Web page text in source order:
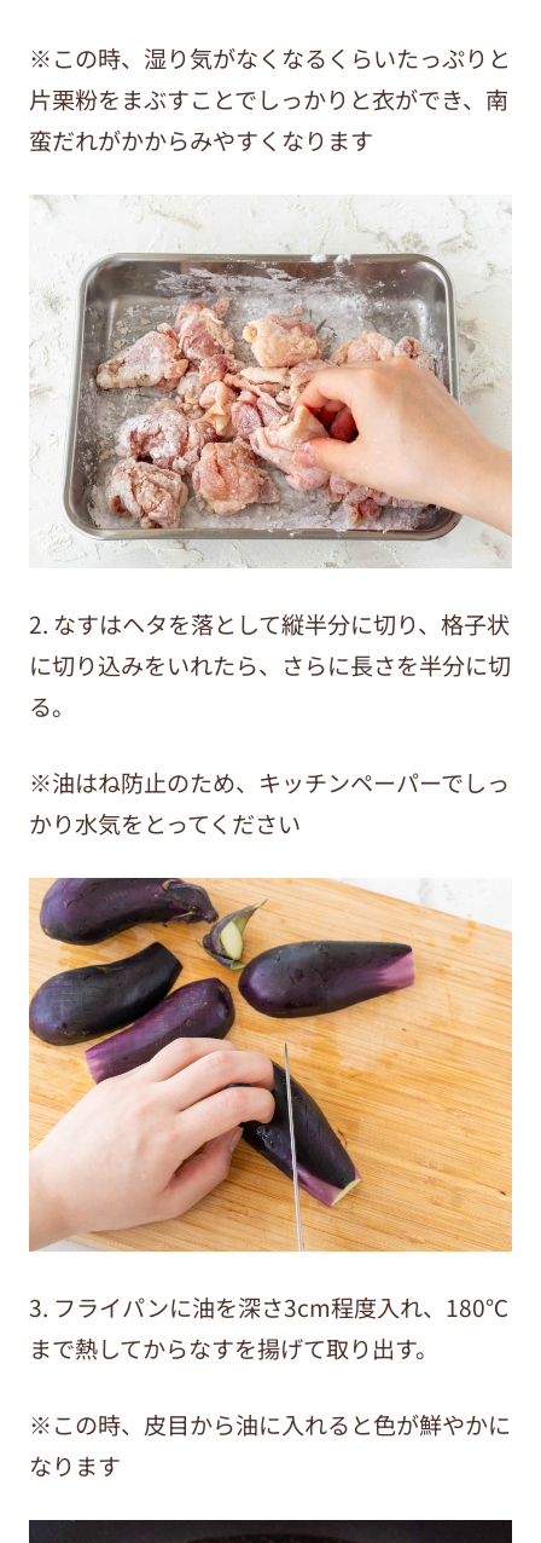
※この時、湿り気がなくなるくらいたっぷりと
片栗粉をまぶすことでしっかりと衣ができ、南
蛮だれがかからみやすくなります
2. なすはヘタを落として縦半分に切り、格子状
に切り込みをいれたら、さらに長さを半分に切
る。
※油はね防止のため、キッチンペーパーでしっ
かり水気をとってください
3. フライパンに油を深さ3cm程度入れ、180℃
まで熱してからなすを揚げて取り出す。
※この時、皮目から油に入れると色が鮮やかに
なります